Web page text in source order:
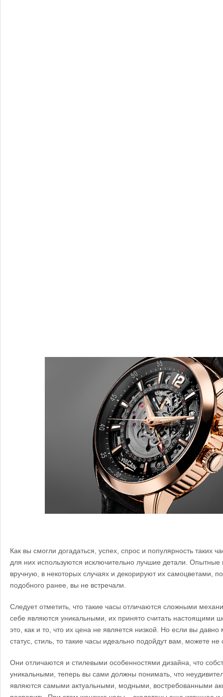
Как вы смогли догадаться, успех, спрос и популярность таких
для них используются исключительно лучшие детали. Опытные
вручную, в некоторых случаях и декорируют их самоцветами,
подобного ранее, вы не встречали.
Следует отметить, что такие часы отличаются сложными
себе являются уникальными, их принято считать настоящими
это, как и то, что их цена не является низкой. Но если вы давно
статус, стиль, то такие часы идеально подойдут вам, можете не
Они отличаются и стилевыми особенностями дизайна, что
уникальными, теперь вы сами должны понимать, что
являются самыми актуальными, модными, востребованными